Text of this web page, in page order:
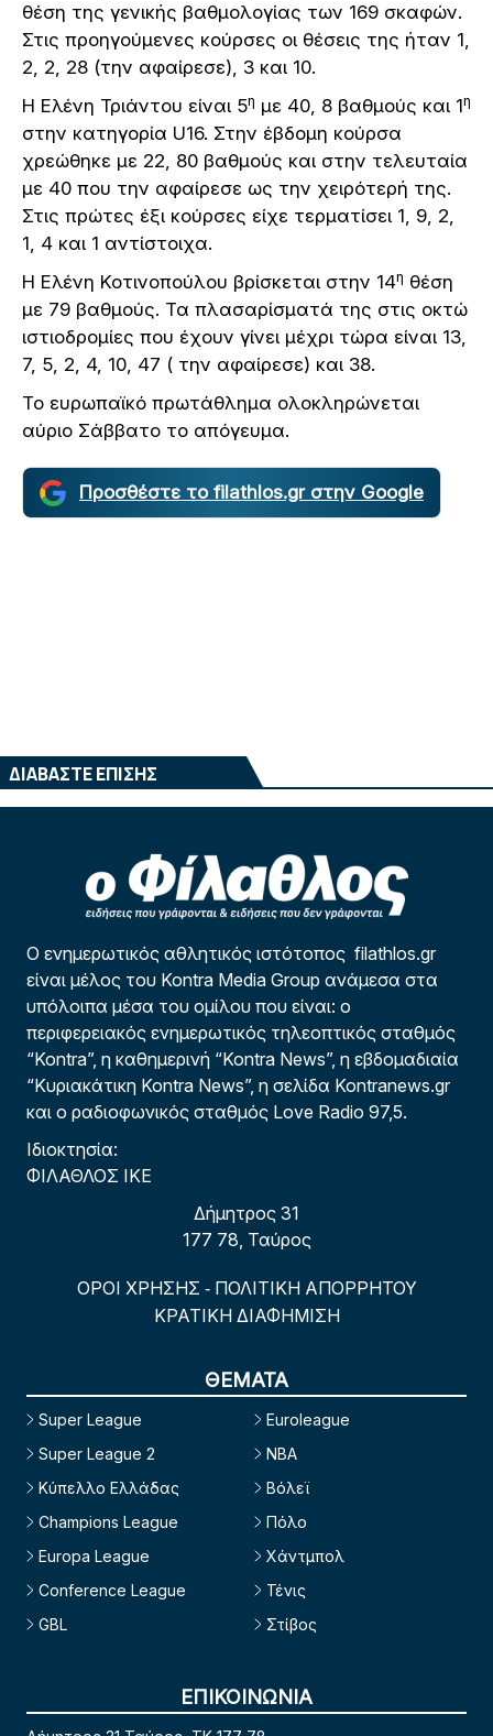
θέση της γενικής βαθμολογίας των 169 σκαφών.
Στις προηγούμενες κούρσες οι θέσεις της ήταν 1,
2, 2, 28 (την αφαίρεσε), 3 και 10.
Η Ελένη Τριάντου είναι 5η με 40, 8 βαθμούς και 1η
στην κατηγορία U16. Στην έβδομη κούρσα
χρεώθηκε με 22, 80 βαθμούς και στην τελευταία
με 40 που την αφαίρεσε ως την χειρότερή της.
Στις πρώτες έξι κούρσες είχε τερματίσει 1, 9, 2,
1, 4 και 1 αντίστοιχα.
Η Ελένη Κοτινοπούλου βρίσκεται στην 14η θέση
με 79 βαθμούς. Τα πλασαρίσματά της στις οκτώ
ιστιοδρομίες που έχουν γίνει μέχρι τώρα είναι 13,
7, 5, 2, 4, 10, 47 ( την αφαίρεσε) και 38.
Το ευρωπαϊκό πρωτάθλημα ολοκληρώνεται
αύριο Σάββατο το απόγευμα.
Προσθέστε το filathlos.gr στην Google
ΔΙΑΒΑΣΤΕ ΕΠΙΣΗΣ
Ο ενημερωτικός αθλητικός ιστότοπος filathlos.gr
είναι μέλος του Kontra Media Group ανάμεσα στα
υπόλοιπα μέσα του ομίλου που είναι: ο
περιφερειακός ενημερωτικός τηλεοπτικός σταθμός
“Kontra”, η καθημερινή “Kontra News”, η εβδομαδιαία
“Κυριακάτικη Kontra News”, η σελίδα Kontranews.gr
και ο ραδιοφωνικός σταθμός Love Radio 97,5.
Ιδιοκτησία:
ΦΙΛΑΘΛΟΣ ΙΚΕ
Δήμητρος 31
177 78, Ταύρος
ΟΡΟΙ ΧΡΗΣΗΣ - ΠΟΛΙΤΙΚΗ ΑΠΟΡΡΗΤΟΥ
ΚΡΑΤΙΚΗ ΔΙΑΦΗΜΙΣΗ
ΘΕΜΑΤΑ
Super League
Super League 2
Κύπελλο Ελλάδας
Champions League
Europa League
Conference League
GBL
Euroleague
NBA
Βόλεϊ
Πόλο
Χάντμπολ
Τένις
Στίβος
ΕΠΙΚΟΙΝΩΝΙΑ